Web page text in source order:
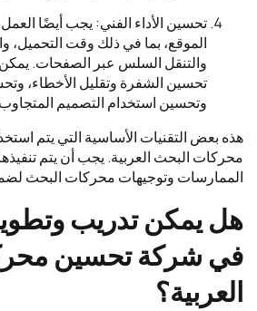
تحسين الأداء الفني: يجب أيضًا
الموقع، بما في ذلك وقت التحميل،
والتنقل السلس عبر الصفحات.
تحسين الشفرة وتقليل الأخطاء،
وتحسين استخدام التصميم
هذه بعض التقنيات الأساسية التي يتم
محركات البحث العربية. يجب أن يتم
الممارسات وتوجيهات محركات البحث
هل يمكن تدريب
في شركة تحسين
العربية؟